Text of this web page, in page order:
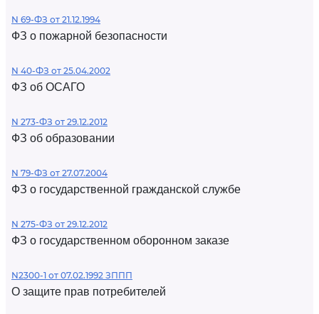
N 69-ФЗ от 21.12.1994
ФЗ о пожарной безопасности
N 40-ФЗ от 25.04.2002
ФЗ об ОСАГО
N 273-ФЗ от 29.12.2012
ФЗ об образовании
N 79-ФЗ от 27.07.2004
ФЗ о государственной гражданской службе
N 275-ФЗ от 29.12.2012
ФЗ о государственном оборонном заказе
N2300-1 от 07.02.1992 ЗППП
О защите прав потребителей